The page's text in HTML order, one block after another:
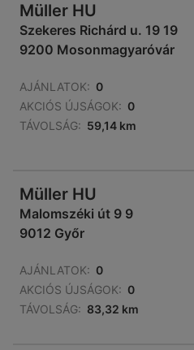
Müller HU
Szekeres Richárd u. 19 19
9200 Mosonmagyaróvár
AJÁNLATOK: 0
AKCIÓS ÚJSÁGOK: 0
TÁVOLSÁG: 59,14 km
Müller HU
Malomszéki út 9 9
9012 Győr
AJÁNLATOK: 0
AKCIÓS ÚJSÁGOK: 0
TÁVOLSÁG: 83,32 km